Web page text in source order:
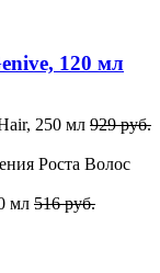
120 мл
250 мл 929руб.
Роста Волос
мл 516руб.